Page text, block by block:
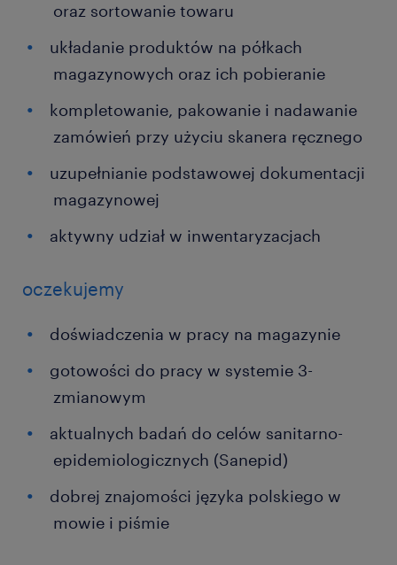
oraz sortowanie towaru
układanie produktów na półkach
magazynowych oraz ich pobieranie
kompletowanie, pakowanie i nadawanie
zamówień przy użyciu skanera ręcznego
uzupełnianie podstawowej dokumentacji
magazynowej
aktywny udział w inwentaryzacjach
oczekujemy
doświadczenia w pracy na magazynie
gotowości do pracy w systemie 3-
zmianowym
aktualnych badań do celów sanitarno-
epidemiologicznych (Sanepid)
dobrej znajomości języka polskiego w
mowie i piśmie